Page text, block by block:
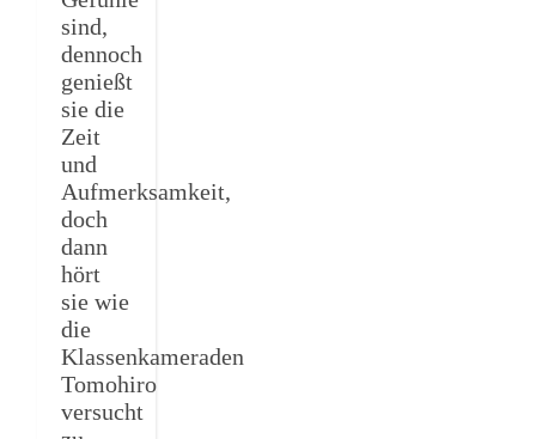
sind,
dennoch
genießt
sie die
Zeit
und
Aufmerksamkeit,
doch
dann
hört
sie wie
die
Klassenkameraden
Tomohiro
versucht